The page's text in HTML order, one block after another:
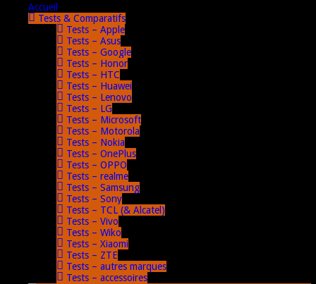
Accueil
Tests & Comparatifs
Tests – Apple
Tests – Asus
Tests – Google
Tests – Honor
Tests – HTC
Tests – Huawei
Tests – Lenovo
Tests – LG
Tests – Microsoft
Tests – Motorola
Tests – Nokia
Tests – OnePlus
Tests – OPPO
Tests – realme
Tests – Samsung
Tests – Sony
Tests – TCL (& Alcatel)
Tests – Vivo
Tests – Wiko
Tests – Xiaomi
Tests – ZTE
Tests – autres marques
Tests – accessoires